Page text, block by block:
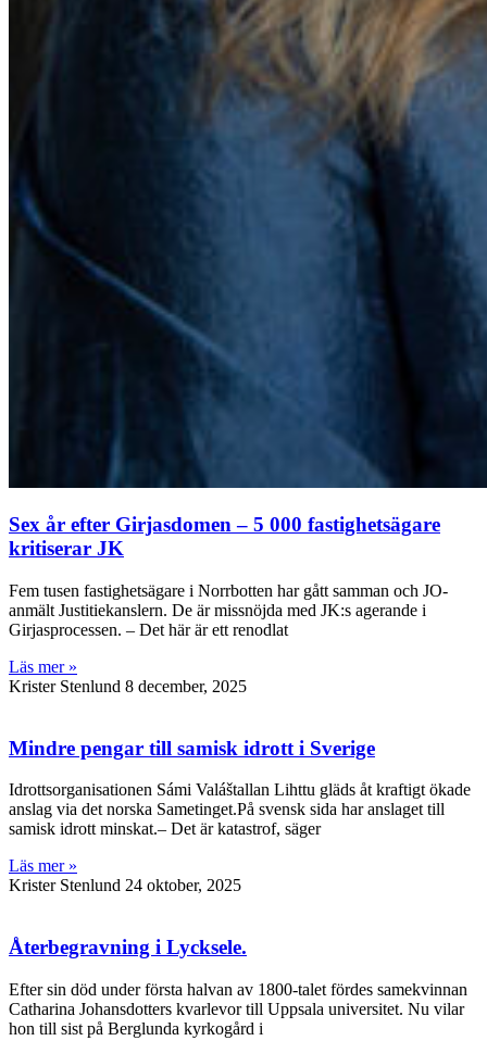
Sex år efter Girjasdomen – 5 000 fastighetsägare
kritiserar JK
Fem tusen fastighetsägare i Norrbotten har gått samman och JO-
anmält Justitiekanslern. De är missnöjda med JK:s agerande i
Girjasprocessen. – Det här är ett renodlat
Läs mer »
Krister Stenlund 8 december, 2025
Mindre pengar till samisk idrott i Sverige
Idrottsorganisationen Sámi Valáštallan Lihttu gläds åt kraftigt ökade
anslag via det norska Sametinget.På svensk sida har anslaget till
samisk idrott minskat.– Det är katastrof, säger
Läs mer »
Krister Stenlund 24 oktober, 2025
Återbegravning i Lycksele.
Efter sin död under första halvan av 1800-talet fördes samekvinnan
Catharina Johansdotters kvarlevor till Uppsala universitet. Nu vilar
hon till sist på Berglunda kyrkogård i